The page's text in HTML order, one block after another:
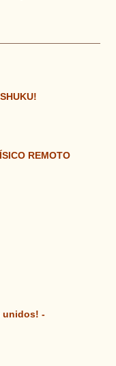
REMOTO
unidos! -